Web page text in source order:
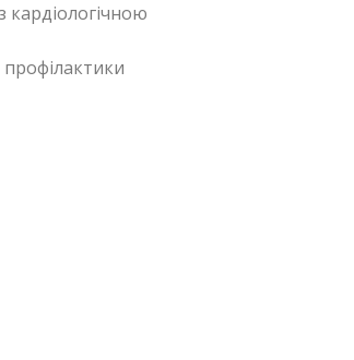
кардіологічною